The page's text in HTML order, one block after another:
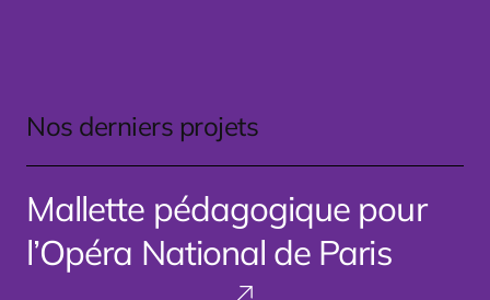
Nos derniers projets
pédagogique
l’Opéra
Mallette pédagogique pour
l’Opéra National de Paris